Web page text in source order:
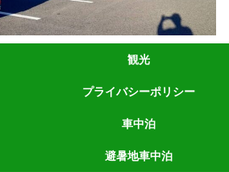
観光
プライバシーポリシー
車中泊
避暑地車中泊